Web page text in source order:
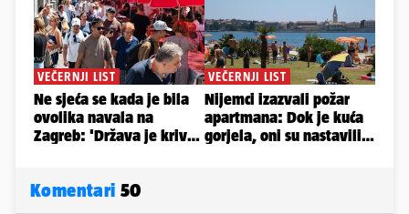
Komentari 50